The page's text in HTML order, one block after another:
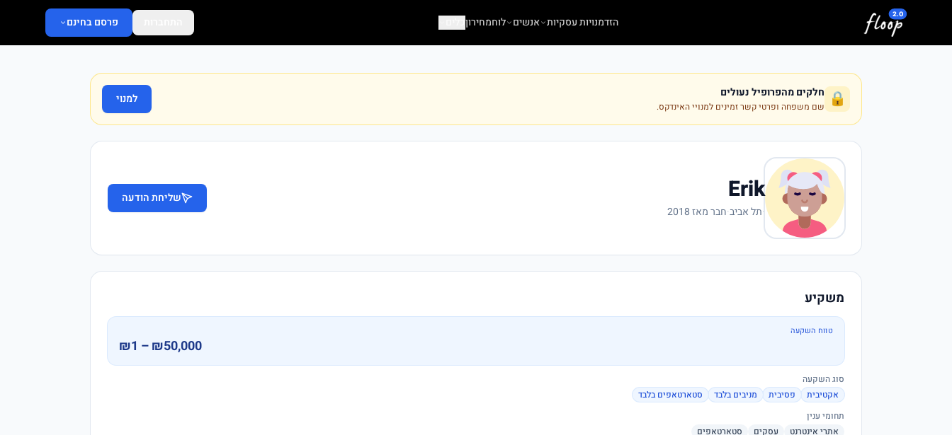
דלג לתוכן המרכזי
הזדמנויות עסקיות אנשים לוחמחירוןכלים פרסם בחינם
🔒 חלקים מהפרופיל נעולים
שם משפחה ופרטי קשר זמינים למנויי האינדקס.
למנוי
Erik
·תל אביב·חבר מאז 2018
שליחת הודעה
משקיע
טווח השקעה
₪1 – ₪50,000
סוג השקעה
אקטיבית
פסיבית מניבים בלבד
סטארטאפים בלבד
תחומי ענין
אתרי אינטרנט
עסקים סטארטאפים